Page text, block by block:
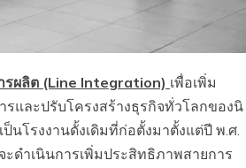
รผลิต (Line Integration) เพื่อเพิ่ม
และปรับโครงสร้างธุรกิจทั่วโลกของนิ
นโรงงานดั้งเดิมที่ก่อตั้งมาตั้งแต่ปี พ.ศ.
ดำเนินการเพิ่มประสิทธิภาพสายการ